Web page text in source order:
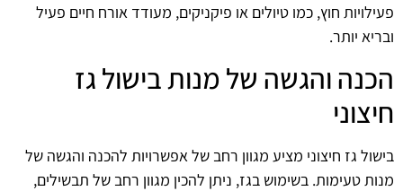
פעילויות חוץ, כמו טיולים או פיקניקים, מעודד אורח חיים פעיל
ובריא יותר.
הכנה והגשה של מנות בישול גז
חיצוני
בישול גז חיצוני מציע מגוון רחב של אפשרויות להכנה והגשה של
מנות טעימות. בשימוש בגז, ניתן להכין מגוון רחב של תבשילים,